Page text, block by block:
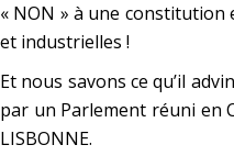
« NON » à une
et industrielles !
Et nous savons ce qu’il
par un Parlement réuni en
LISBONNE.